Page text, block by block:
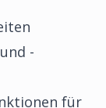
-
für